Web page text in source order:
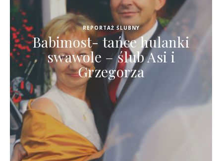
REPORTAŻ ŚLUBNY
Babimost- tańce hulanki
swawole – ślub Asi i
Grzegorza